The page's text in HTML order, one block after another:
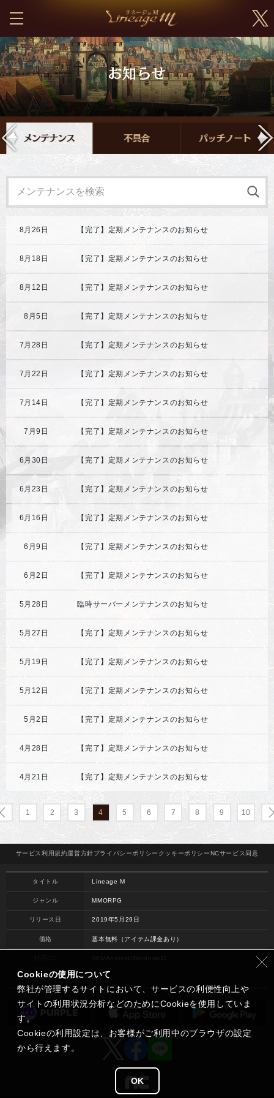
8月26日 【完了】定期メンテナンスのお知らせ
8月18日 【完了】定期メンテナンスのお知らせ
8月12日 【完了】定期メンテナンスのお知らせ
8月5日 【完了】定期メンテナンスのお知らせ
7月28日 【完了】定期メンテナンスのお知らせ
7月22日 【完了】定期メンテナンスのお知らせ
7月14日 【完了】定期メンテナンスのお知らせ
7月9日 【完了】定期メンテナンスのお知らせ
6月30日 【完了】定期メンテナンスのお知らせ
6月23日 【完了】定期メンテナンスのお知らせ
6月16日 【完了】定期メンテナンスのお知らせ
6月9日 【完了】定期メンテナンスのお知らせ
6月2日 【完了】定期メンテナンスのお知らせ
5月28日 臨時サーバーメンテナンスのお知らせ
5月27日 【完了】定期メンテナンスのお知らせ
5月19日 【完了】定期メンテナンスのお知らせ
5月12日 【完了】定期メンテナンスのお知らせ
5月2日 【完了】定期メンテナンスのお知らせ
4月28日 【完了】定期メンテナンスのお知らせ
4月21日 【完了】定期メンテナンスのお知らせ
1 2 3 4 5 6 7 8 9 10
サービス 利用規約運営方針プライバシーポリシー クッキーポリシーNCサービス 同意
タイトル Lineage M
ジャンル MMORPG
リリース日 2019年5月29日
価格 基本無料（アイテム課金あり）
開発 NC
Cookieの使用について
弊社が管理するサイトにおいて、サービスの利便性向上や
サイトの利用状況分析などのためにCookieを使用していま
す。
Cookieの利用設定は、お客様がご利用中のブラウザの設定
から行えます。
OK